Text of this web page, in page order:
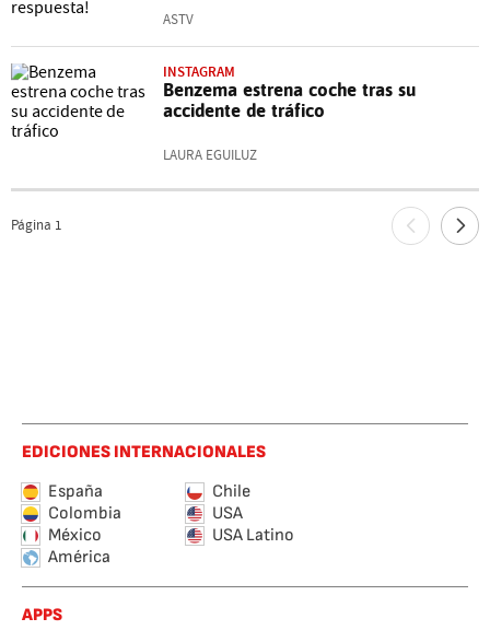
ASTV
INSTAGRAM
Benzema estrena coche tras su
accidente de tráfico
LAURA EGUILUZ
Página 1
EDICIONES INTERNACIONALES
España
Chile
Colombia
USA
México
USA Latino
América
APPS